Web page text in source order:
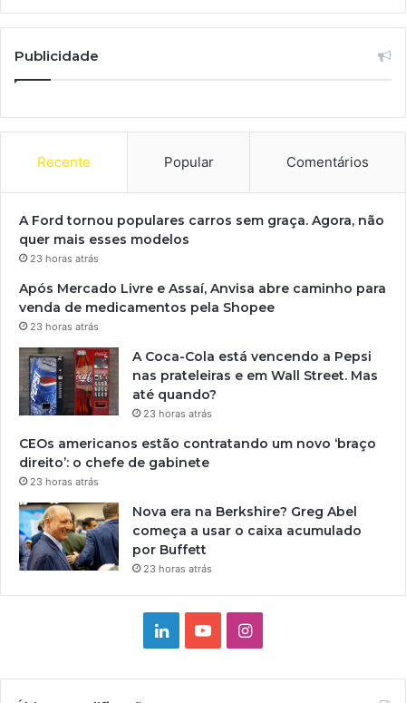
Publicidade
Recente Popular Comentários
A Ford tornou populares carros sem graça. Agora, não
quer mais esses modelos
23 horas atrás
Após Mercado Livre e Assaí, Anvisa abre caminho para
venda de medicamentos pela Shopee
23 horas atrás
A Coca-Cola está vencendo a Pepsi
nas prateleiras e em Wall Street. Mas
até quando?
23 horas atrás
CEOs americanos estão contratando um novo ‘braço
direito’: o chefe de gabinete
23 horas atrás
Nova era na Berkshire? Greg Abel
começa a usar o caixa acumulado
por Buffett
23 horas atrás
LinkedinYouTubeInstagram